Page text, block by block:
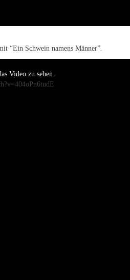
“Ein Schwein namens Männer”.
Video zu sehen.